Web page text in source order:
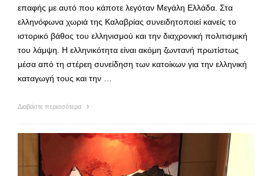
επαφής με αυτό που κάποτε λεγόταν Μεγάλη Ελλάδα. Στα
ελληνόφωνα χωριά της Καλαβρίας συνειδητοποιεί κανείς το
ιστορικό βάθος του ελληνισμού και την διαχρονική πολιτισμική
του λάμψη. Η ελληνικότητα είναι ακόμη ζωντανή πρωτίστως
μέσα από τη στέρεη συνείδηση των κατοίκων για την ελληνική
καταγωγή τους και την …
Διαβάστε περισσότερα